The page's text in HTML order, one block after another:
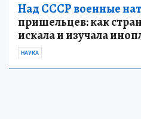
Над СССР военные
пришельцев: как
искала и изучала
НАУКА